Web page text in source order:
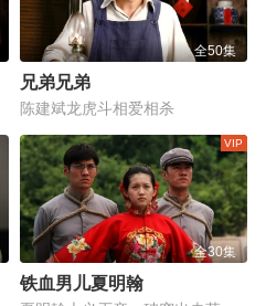
全50集
兄弟兄弟
陈建斌龙虎斗相爱相杀
全30集
铁血男儿夏明翰